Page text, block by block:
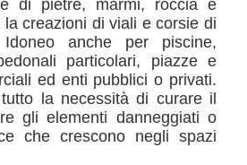
di pietre, marmi, roccia e
creazioni di viali e corsie di
anche per piscine,
particolari, piazze e
ed enti pubblici o privati.
la necessità di curare il
gli elementi danneggiati o
che crescono negli spazi